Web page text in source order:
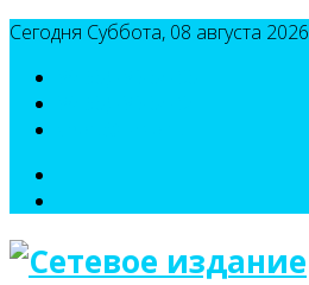
Сегодня Суббота, 08 августа 2026